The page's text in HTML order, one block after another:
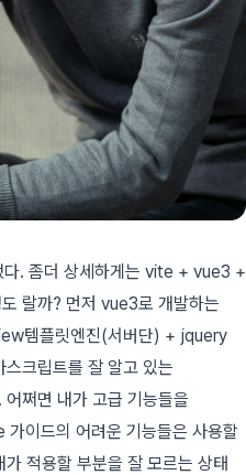
다. 좀더 상세하게는 vite + vue3 +
랄까? 먼저 vue3로 개발하는
템플릿엔진(서버단) + jquery
크립트를 잘 알고 있는
쩌면 내가 고급 기능들을
이드의 어려운 기능들은 사용할
적용할 부분을 잘 모르는 상태